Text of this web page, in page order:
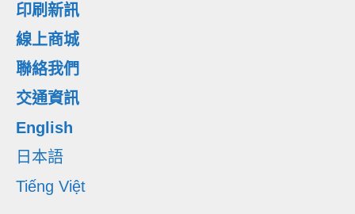
印刷新訊
線上商城
聯絡我們
交通資訊
English
日本語
Tiếng Việt